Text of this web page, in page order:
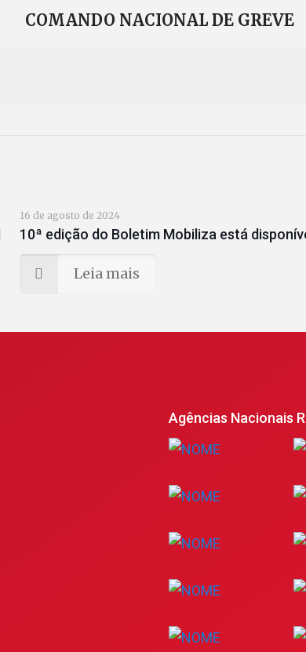
COMANDO NACIONAL DE GREVE
16 de agosto de 2024
10ª edição do Boletim Mobiliza está
Leia mais
Agências Nacionais